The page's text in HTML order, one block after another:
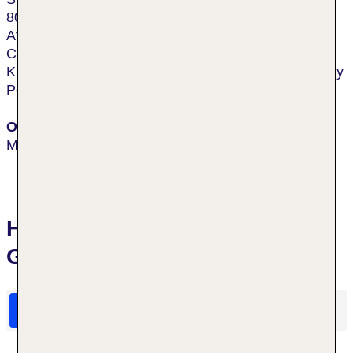
800 m. Das Hotel ist extrem günstig gelegen, um
Attraktionen wie die Monterey Fisherman's Wharf,
Cannery Row, das Monterey Bay Aquarium und den
Kiesstrand zu erreichen. Bis zum Flughafen Monterey
Peninsula sind es weniger als 4,8 km.
Ort
Monterey
Hotelbewertungen Hilton
Garden Inn Monterey